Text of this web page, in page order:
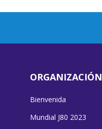
ORGANIZACIÓN
Bienvenida
Mundial J80 2023